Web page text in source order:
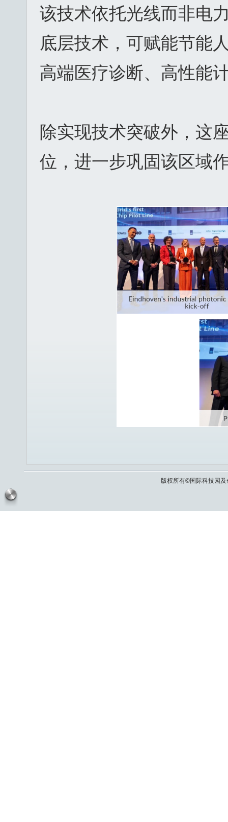
该技术依托光线而非电
底层技术，可赋能节能
高端医疗诊断、高性能
除实现技术突破外，这
位，进一步巩固该区域
版权所有©国际科技园